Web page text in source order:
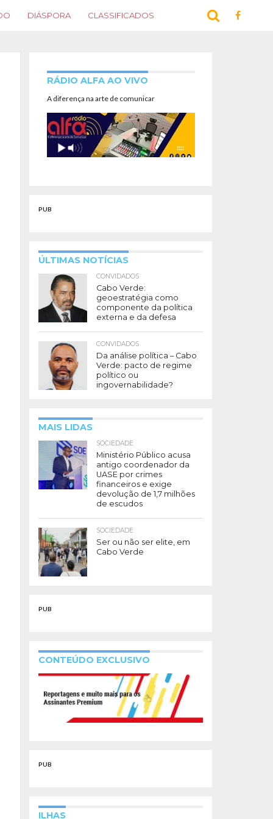
DIÁSPORA CLASSIFICADOS
RÁDIO ALFA AO VIVO
A diferença na arte de comunicar
PUB
ÚLTIMAS NOTÍCIAS
CONVIDADOS
Cabo Verde:
geoestratégia como
componente da política
externa e da defesa
CONVIDADOS
Da análise política – Cabo
Verde: pacto de regime
político ou
ingovernabilidade?
MAIS LIDAS
SOCIEDADE
Ministério Público acusa
antigo coordenador da
UASE por crimes
financeiros e exige
devolução de 1,7 milhões
de escudos
SOCIEDADE
Ser ou não ser elite, em
Cabo Verde
PUB
CONTEÚDO EXCLUSIVO
PUB
ILHAS